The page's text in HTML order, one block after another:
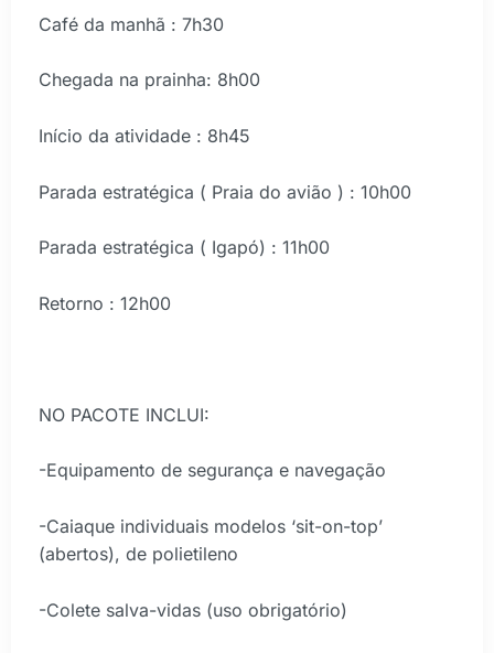
Café da manhã : 7h30
Chegada na prainha: 8h00
Início da atividade : 8h45
Parada estratégica ( Praia do avião ) : 10h00
Parada estratégica ( Igapó) : 11h00
Retorno : 12h00
NO PACOTE INCLUI:
-Equipamento de segurança e navegação
-Caiaque individuais modelos ‘sit-on-top’
(abertos), de polietileno
-Colete salva-vidas (uso obrigatório)